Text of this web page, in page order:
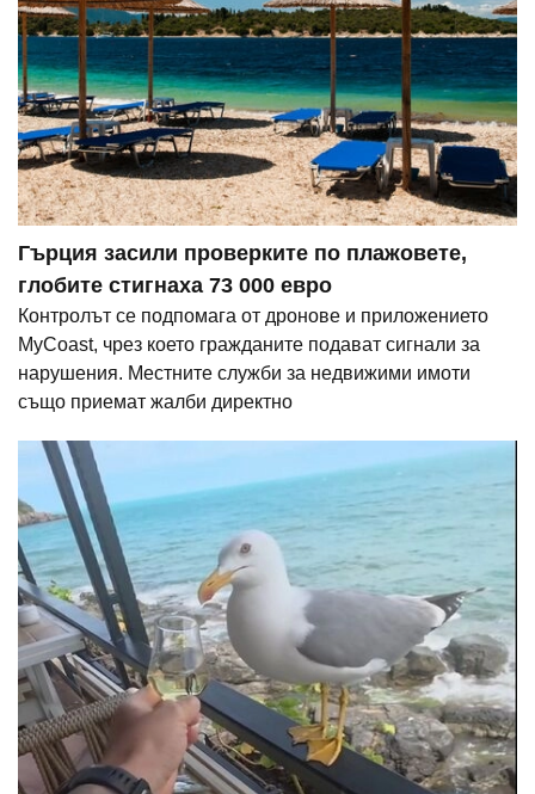
Гърция засили проверките по плажовете,
глобите стигнаха 73 000 евро
Контролът се подпомага от дронове и приложението
MyCoast, чрез което гражданите подават сигнали за
нарушения. Местните служби за недвижими имоти
също приемат жалби директно